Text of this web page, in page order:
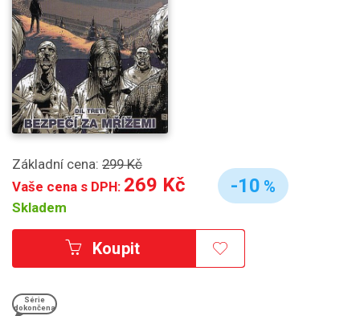
Základní cena: 299 Kč
Vaše cena s DPH: 269 Kč
Skladem
-10 %
Koupit
Série
dokončena